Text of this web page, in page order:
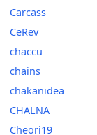
Carcass
CeRev
chaccu
chains
chakanidea
CHALNA
Cheori19